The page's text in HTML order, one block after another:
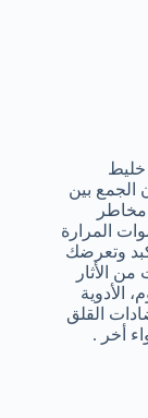
خليط
الجمع بين
المرارة
وتعرضك
الأثار
الأدوية
القلق
أخر .